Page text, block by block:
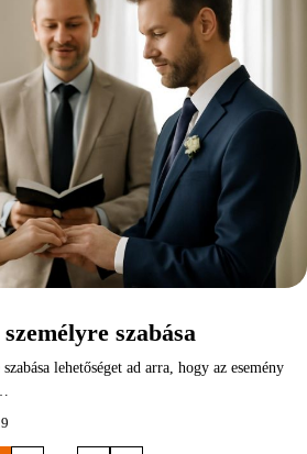
szabása
lehetőséget ad arra, hogy az esemény